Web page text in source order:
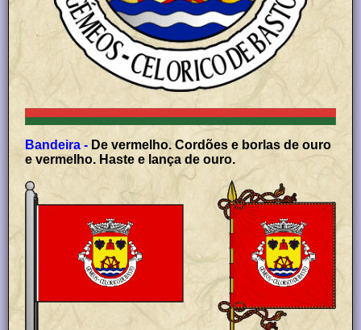
Bandeira - De vermelho. Cordões e borlas de ouro
e vermelho. Haste e lança de ouro.